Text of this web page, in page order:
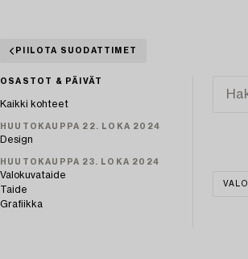
PIILOTA SUODATTIMET
OSASTOT & PÄIVÄT
Kaikki kohteet
HUUTOKAUPPA 22. LOKA 2024
Design
HUUTOKAUPPA 23. LOKA 2024
Valokuvataide
Taide
Grafiikka